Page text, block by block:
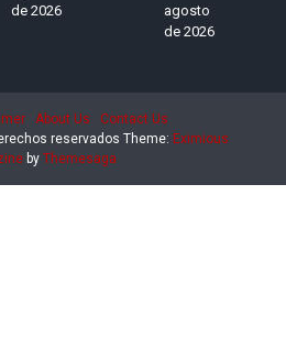
de 2026
agosto
de 2026
About Us
Contact Us
reservados Theme: Eximious
by Themesaga